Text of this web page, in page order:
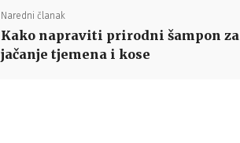
Naredni članak
Kako napraviti prirodni šampon za
jačanje tjemena i kose